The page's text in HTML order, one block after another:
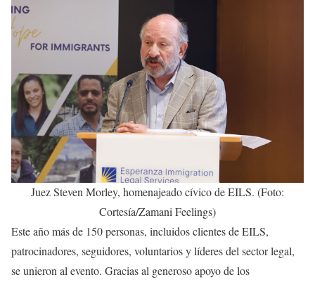
Juez Steven Morley, homenajeado cívico de EILS. (Foto:
Cortesía/Zamani Feelings)
Este año más de 150 personas, incluidos clientes de EILS,
patrocinadores, seguidores, voluntarios y líderes del sector legal,
se unieron al evento. Gracias al generoso apoyo de los